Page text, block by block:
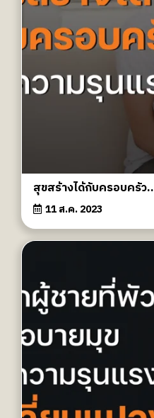
สุขสร้างได้กับครอบครัว
11 ส.ค. 2023